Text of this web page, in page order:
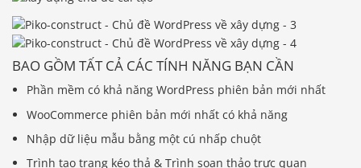
BAO GỒM TẤT CẢ CÁC TÍNH NĂNG BẠN CẦN
Phần mềm có khả năng WordPress phiên bản mới nhất
WooCommerce phiên bản mới nhất có khả năng
Nhập dữ liệu mẫu bằng một cú nhấp chuột
Trình tạo trang kéo thả & Trình soạn thảo trực quan